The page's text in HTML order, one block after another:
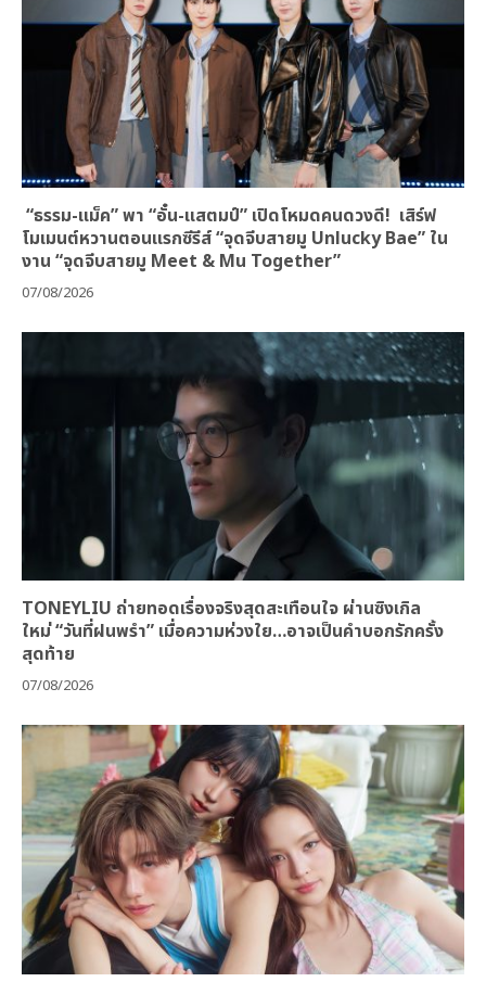
“ธรรม-แม็ค” พา “อั๋น-แสตมป์” เปิดโหมดคนดวงดี! เสิร์ฟ
โมเมนต์หวานตอนแรกซีรีส์ “จุดจีบสายมู Unlucky Bae” ใน
งาน “จุดจีบสายมู Meet & Mu Together”
07/08/2026
TONEYLIU ถ่ายทอดเรื่องจริงสุดสะเทือนใจ ผ่านซิงเกิล
ใหม่ “วันที่ฝนพรำ” เมื่อความห่วงใย…อาจเป็นคำบอกรักครั้ง
สุดท้าย
07/08/2026